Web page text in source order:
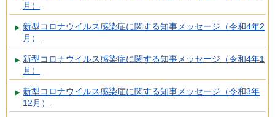
月）
新型コロナウイルス感染症に関する知事メッセージ（令和4年2
月）
新型コロナウイルス感染症に関する知事メッセージ（令和4年1
月）
新型コロナウイルス感染症に関する知事メッセージ（令和3年
12月）